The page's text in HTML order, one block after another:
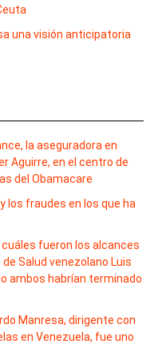
una visión anticipatoria
la aseguradora en
Aguirre, en el centro de
del Obamacare
los fraudes en los que ha
cuáles fueron los alcances
Salud venezolano Luis
ambos habrían terminado
Manresa, dirigente con
en Venezuela, fue uno